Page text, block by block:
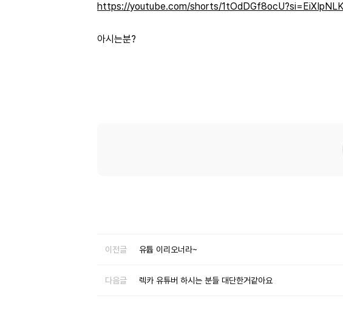
https://youtube.com/shorts/
아시는분?
이전글 유튭 이리오너라~
다음글 렉카 유튜버 하시는 분들 대단한거같아요